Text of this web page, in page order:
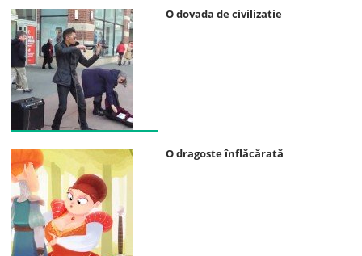
O dovada de civilizatie
O dragoste înflăcărată